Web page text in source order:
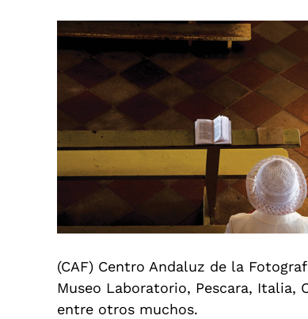
(CAF) Centro Andaluz de la
Museo Laboratorio, Pescara, Italia,
entre otros muchos.